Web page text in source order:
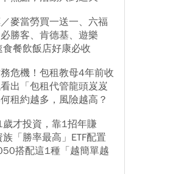
麥當勞買一送一、六福
勝客、肯德基、遊樂
餐飲飯店好康必收
危機！包租教母4年前收
出「包租代管龍頭岌岌
租約越多，風險越高？
才投資，靠1招年賺
「勝率最高」ETF配置
搭配這1種「越簡單越